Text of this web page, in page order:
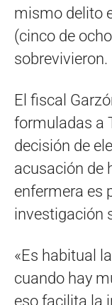
mismo delito
(cinco de
sobrevivieron.
El fiscal
formuladas a
decisión de
acusación de
enfermera es
investigación
«Es habitual
cuando hay
eso facilita la